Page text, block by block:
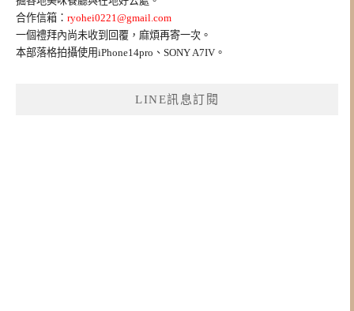
合作信箱： ryohei0221@gmail.com
一個禮拜內尚未收到回覆，麻煩再寄一次。
本部落格拍攝使用iPhone14pro、SONY A7IV。
LINE訊息訂閱